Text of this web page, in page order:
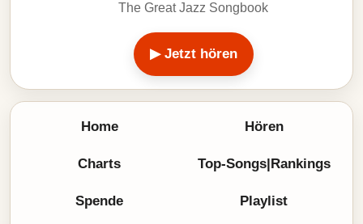
The Great Jazz Songbook
▶ Jetzt hören
Home Hören
Charts Top-Songs|Rankings
Spende Playlist